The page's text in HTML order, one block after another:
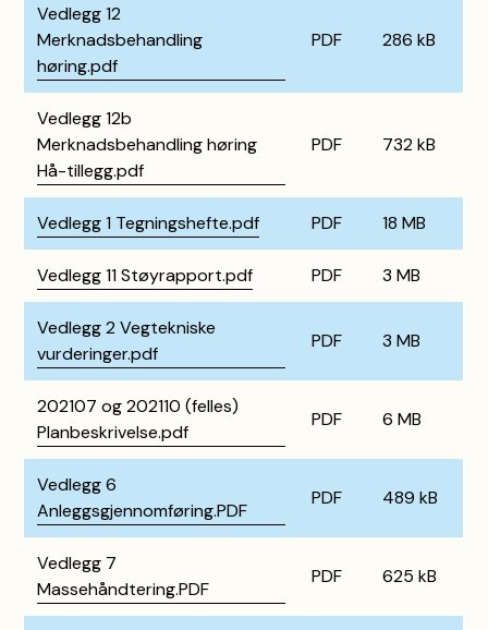
Vedlegg 12
Merknadsbehandling
høring.pdf
PDF 286 kB
Vedlegg 12b
Merknadsbehandling høring
Hå-tillegg.pdf
PDF 732 kB
Vedlegg 1 Tegningshefte.pdf PDF 18 MB
Vedlegg 11 Støyrapport.pdf PDF 3 MB
Vedlegg 2 Vegtekniske
vurderinger.pdf
PDF 3 MB
202107 og 202110 (felles)
Planbeskrivelse.pdf
PDF 6 MB
Vedlegg 6
Anleggsgjennomføring.PDF
PDF 489 kB
Vedlegg 7
Massehåndtering.PDF
PDF 625 kB